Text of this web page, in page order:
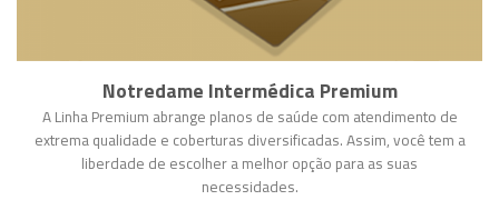
Notredame Intermédica Premium
A Linha Premium abrange planos de saúde com atendimento de
extrema qualidade e coberturas diversificadas. Assim, você tem a
liberdade de escolher a melhor opção para as suas
necessidades.